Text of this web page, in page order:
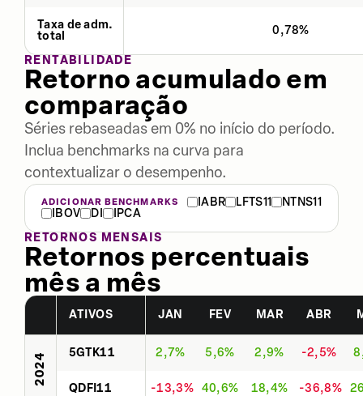
Taxa de adm.
total
0,78%
RENTABILIDADE
Retorno acumulado em
comparação
Séries rebaseadas em 0% no início do período.
Inclua benchmarks na curva para
contextualizar o desempenho.
ADICIONAR BENCHMARKS IABR LFTS11
NTNS11
IBOV
DI
IPCA
RETORNOS MENSAIS
Retornos percentuais
mês a mês
ATIVOS JAN FEV MAR ABR
2024 5GTK11 2,7% 5,6% 2,9% -2,5%
QDFI11 -13,3% 40,6% 18,4% -36,8%